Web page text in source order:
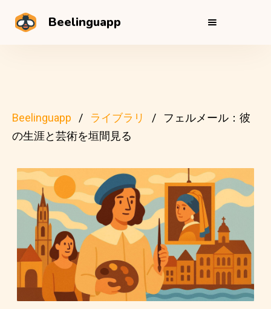
Beelinguapp
Beelinguapp ライブラリ
フェルメール：彼
の生涯と芸術を垣間見る